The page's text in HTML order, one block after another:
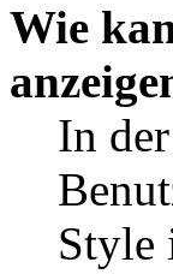
Wie
In
Style